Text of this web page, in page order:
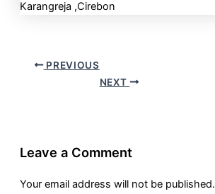
PREVIOUS
NEXT
Leave a Comment
Your email address will not be published.